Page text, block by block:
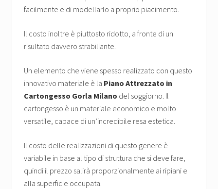
facilmente e di modellarlo a proprio piacimento.
Il costo inoltre è piuttosto ridotto, a fronte di un
risultato davvero strabiliante.
Un elemento che viene spesso realizzato con questo
innovativo materiale è la Piano Attrezzato in
Cartongesso Gorla Milano del soggiorno. Il
cartongesso è un materiale economico e molto
versatile, capace di un’incredibile resa estetica.
Il costo delle realizzazioni di questo genere è
variabile in base al tipo di struttura che si deve fare,
quindi il prezzo salirà proporzionalmente ai ripiani e
alla superficie occupata.